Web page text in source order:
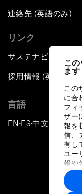
こ
ます
この
に合
フィ
ザー
報を
信、
有し
ユー
報や
に収
トナ
す。
連絡先 (英語のみ)
リンク
サステナビリティへ
採用情報 (英語のみ)
言語
EN ▪ES▪中文▪ 日本語
プライ